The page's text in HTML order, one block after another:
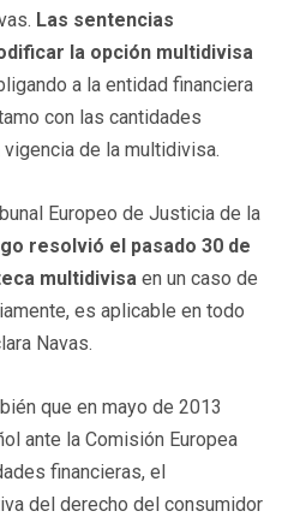
Las sentencias
la opción multidivisa
a la entidad financiera
con las cantidades
de la multidivisa.
Europeo de Justicia de la
resolvió el pasado 30 de
multidivisa en un caso de
es aplicable en todo
Navas.
que en mayo de 2013
ante la Comisión Europea
financieras, el
del derecho del consumidor